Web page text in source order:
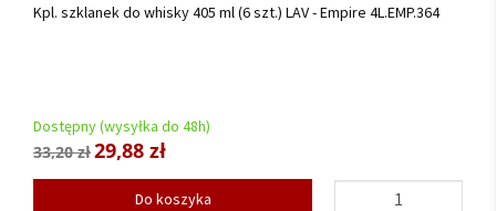
Kpl. szklanek do whisky 405 ml (6 szt.) LAV - Empire 4L.EMP.364
Dostępny (wysyłka do 48h)
33,20 zł29,88 zł
Do koszyka